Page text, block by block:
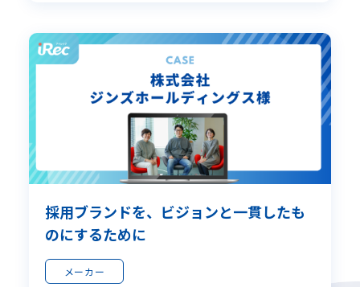
採用ブランドを、ビジョンと一貫したも
のにするために
メーカー